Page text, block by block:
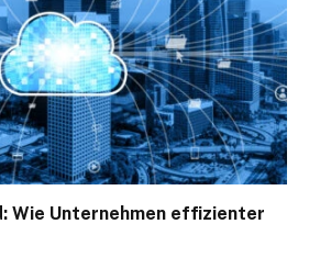
Wie Unternehmen effizienter